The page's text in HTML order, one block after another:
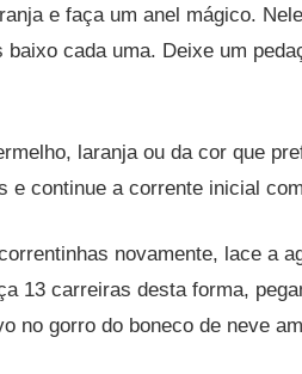
e faça um anel mágico.
cada uma. Deixe um
laranja ou da cor que
e continue a corrente inicial
novamente, lace a
13 carreiras desta forma,
no gorro do boneco de neve